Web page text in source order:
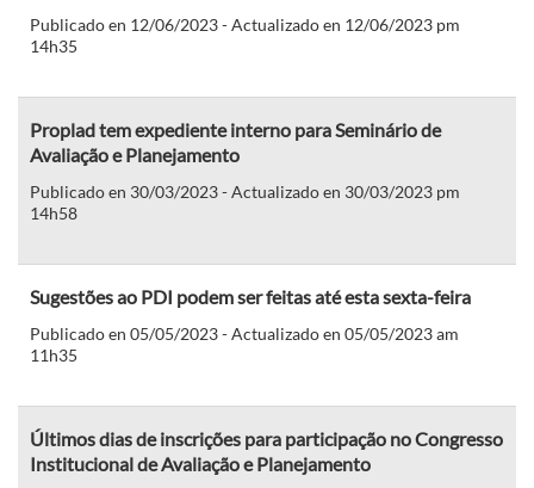
Publicado en 12/06/2023 - Actualizado en 12/06/2023 pm
14h35
Proplad tem expediente interno para Seminário de
Avaliação e Planejamento
Publicado en 30/03/2023 - Actualizado en 30/03/2023 pm
14h58
Sugestões ao PDI podem ser feitas até esta sexta-feira
Publicado en 05/05/2023 - Actualizado en 05/05/2023 am
11h35
Últimos dias de inscrições para participação no Congresso
Institucional de Avaliação e Planejamento